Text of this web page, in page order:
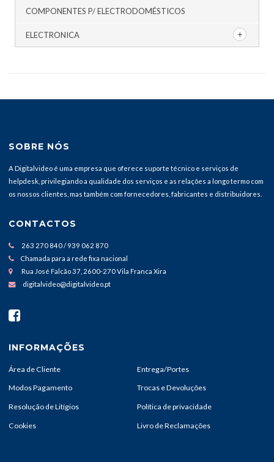
COMPONENTES P/ ELECTRODOMÉSTICOS
ELECTRONICA
SOBRE NÓS
A Digitalvideo é uma empresa que oferece suporte técnico e serviços de
helpdesk, privilegiando a qualidade dos serviços e as relações a longo termo com
os nossos clientes, mas também com fornecedores, fabricantes e distribuidores.
CONTACTOS
263 270 840 / 939 062 870
Chamada para a rede fixa nacional
Rua José Falcão 37, 2600-270 Vila Franca Xira
digitalvideo@digitalvideo.pt
INFORMAÇÕES
Área de Cliente Entrega/Portes
Modos Pagamento Trocas e Devoluções
Resolução de Litígios Política de privacidade
Cookies Livro de Reclamações